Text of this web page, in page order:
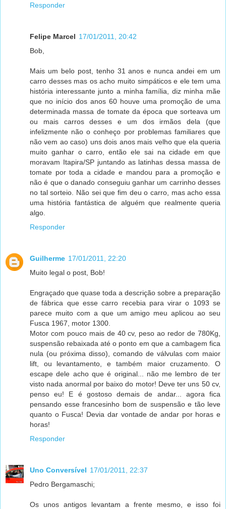
Responder
Felipe Marcel 17/01/2011, 20:42
Bob,
Mais um belo post, tenho 31 anos e nunca andei em um
carro desses mas os acho muito simpáticos e ele tem uma
história interessante junto a minha família, diz minha mãe
que no início dos anos 60 houve uma promoção de uma
determinada massa de tomate da época que sorteava um
ou mais carros desses e um dos irmãos dela (que
infelizmente não o conheço por problemas familiares que
não vem ao caso) uns dois anos mais velho que ela queria
muito ganhar o carro, então ele sai na cidade em que
moravam Itapira/SP juntando as latinhas dessa massa de
tomate por toda a cidade e mandou para a promoção e
não é que o danado conseguiu ganhar um carrinho desses
no tal sorteio. Não sei que fim deu o carro, mas acho essa
uma história fantástica de alguém que realmente queria
algo.
Responder
Guilherme 17/01/2011, 22:20
Muito legal o post, Bob!
Engraçado que quase toda a descrição sobre a preparação
de fábrica que esse carro recebia para virar o 1093 se
parece muito com a que um amigo meu aplicou ao seu
Fusca 1967, motor 1300.
Motor com pouco mais de 40 cv, peso ao redor de 780Kg,
suspensão rebaixada até o ponto em que a cambagem fica
nula (ou próxima disso), comando de válvulas com maior
lift, ou levantamento, e também maior cruzamento. O
escape dele acho que é original... não me lembro de ter
visto nada anormal por baixo do motor! Deve ter uns 50 cv,
penso eu! E é gostoso demais de andar... agora fica
pensando esse francesinho bom de suspensão e tão leve
quanto o Fusca! Devia dar vontade de andar por horas e
horas!
Responder
Uno Conversível 17/01/2011, 22:37
Pedro Bergamaschi;
Os unos antigos levantam a frente mesmo, e isso foi